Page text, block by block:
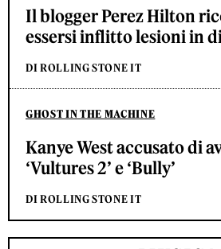
Il blogger Perez Hilton
essersi inflitto lesioni in
DI ROLLING STONE IT
GHOST IN THE MACHINE
Kanye West accusato di
‘Vultures 2’ e ‘Bully’
DI ROLLING STONE IT